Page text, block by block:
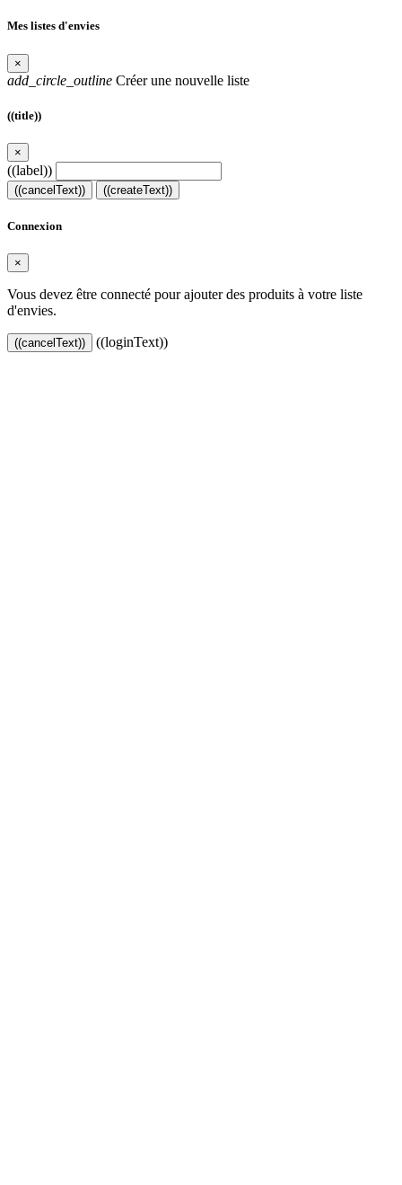
Mes listes d'envies
×
add_circle_outline Créer une nouvelle liste
((title))
×
((label))
((cancelText)) ((createText))
Connexion
×
Vous devez être connecté pour ajouter des produits à votre liste
d'envies.
((cancelText)) ((loginText))